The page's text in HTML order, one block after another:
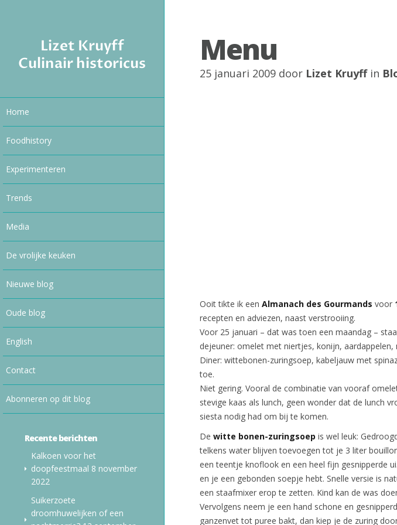
Lizet Kruyff
Culinair historicus
Home
Foodhistory
Experimenteren
Trends
Media
De vrolijke keuken
Nieuwe blog
Oude blog
English
Contact
Abonneren op dit blog
Recente berichten
Kalkoen voor het
doopfeestmaal 8 november
2022
Suikerzoete
droomhuwelijken of een
Menu
25 januari 2009 door Lizet Kruyffin
Ooit tikte ik een Almanach des Gourmands voor
recepten en adviezen, naast verstrooiing.
Voor 25 januari – dat was toen een maandag –
dejeuner: omelet met niertjes, konijn,
Diner: wittebonen-zuringsoep, kabeljauw met
toe.
Niet gering. Vooral de combinatie van vooraf
stevige kaas als lunch, geen wonder dat de lunch
siesta nodig had om bij te komen.
De witte bonen-zuringsoep is wel leuk:
telkens water blijven toevoegen tot je 3 liter
een teentje knoflook en een heel fijn gesnipperde
en je een gebonden soepje hebt. Snelle versie is
een staafmixer erop te zetten. Kind kan de was
Vervolgens neem je een hand schone en
ganzenvet tot puree bakt, dan kiep je de zuring